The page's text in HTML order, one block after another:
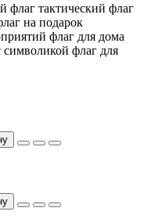
флаг тактический флаг
на подарок
флаг для дома
символикой флаг для